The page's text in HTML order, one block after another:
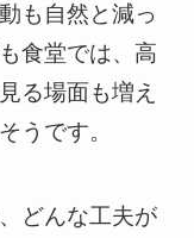
も自然と減っ
食堂では、高
る場面も増え
うです。
どんな工夫が